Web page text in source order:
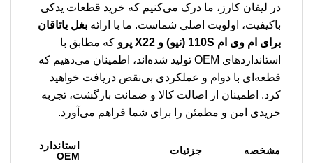
در لیفان کارز، ما درک می‌کنیم که خرید قطعات یدکی
باکیفیت، اولویت اصلی شماست. ما با ارائه بغل یاتاقان
برای ام وی ام 110S (نیو) و X22 پرو
که مطابق با
استانداردهای OEM تولید شده‌اند، اطمینان می‌دهیم که
قطعه‌ای با دوام و عملکردی بی‌نقص دریافت خواهید
کرد. اطمینان از اصالت کالا و ضمانت بازگشت، تجربه
خریدی امن و مطمئن را برای شما فراهم می‌آورد.
مشخصه جزئیات
استاندارد
OEM